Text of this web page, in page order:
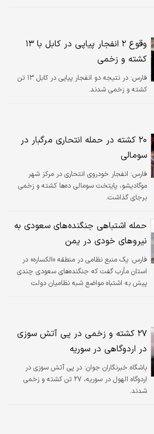
وقوع ۲ انفجار پیاپی در کابل با ۱۳
کشته و زخمی
فارس:
در نتیجه دو انفجار پیاپی در کابل ۱۳ تن
کشته و زخمی شدند.
۲۰ کشته در حمله انتحاری مرگبار در
سومالی
فارس: انفجار خودروی انتحاری در مرکز شهر
موگادیشو، پایتخت سومالی ده‌ها کشته و زخمی
برجای گذاشت.
حمله اشتباهی جنگنده‌های سعودی به
نیروهای خودی در یمن
فارس: یک منبع نظامی در منطقه «الکساره» در
استان مأرب گفت که جنگنده‌های سعودی چندی
پیش به اشتباه مواضع شبه نظامیان دولت
۲۷ کشته و زخمی در پی آتش سوزی
در اردوگاهی در سوریه
باشگاه خبرنگاران جوان: در پی آتش سوزی در
اردوگاه الهول در سوریه، ۲۷ تن کشته و زخمی
شدند.